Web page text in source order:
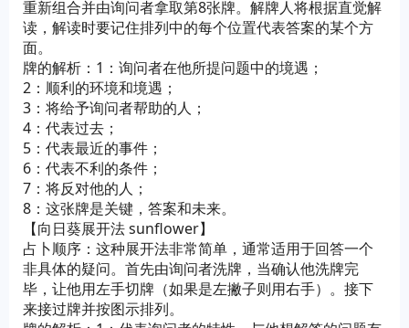
重新组合并由询问者拿取第8张牌。解牌人将根据直觉解
读，解读时要记住排列中的每个位置代表答案的某个方
面。
牌的解析：1：询问者在他所提问题中的境遇；
2：顺利的环境和境遇；
3：将给予询问者帮助的人；
4：代表过去；
5：代表最近的事件；
6：代表不利的条件；
7：将反对他的人；
8：这张牌是关键，答案和未来。
【向日葵展开法 sunflower】
占卜顺序：这种展开法非常简单，通常适用于回答一个
非具体的疑问。首先由询问者洗牌，当确认他洗牌完
毕，让他用左手切牌（如果是左撇子则用右手）。接下
来接过牌并按图示排列。